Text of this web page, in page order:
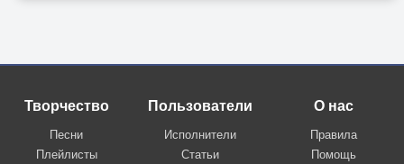
Творчество
Песни
Плейлисты
Пользователи
Исполнители
Статьи
О нас
Правила
Помощь